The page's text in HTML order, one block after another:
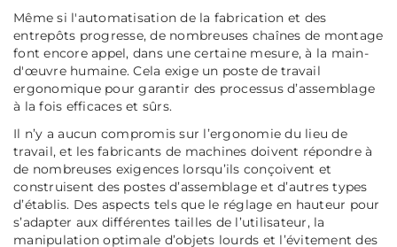
Même si l'automatisation de la fabrication et des
entrepôts progresse, de nombreuses chaînes de montage
font encore appel, dans une certaine mesure, à la main-
d'œuvre humaine. Cela exige un poste de travail
ergonomique pour garantir des processus d’assemblage
à la fois efficaces et sûrs.
Il n’y a aucun compromis sur l’ergonomie du lieu de
travail, et les fabricants de machines doivent répondre à
de nombreuses exigences lorsqu’ils conçoivent et
construisent des postes d’assemblage et d’autres types
d’établis. Des aspects tels que le réglage en hauteur pour
s’adapter aux différentes tailles de l’utilisateur, la
manipulation optimale d’objets lourds et l’évitement des